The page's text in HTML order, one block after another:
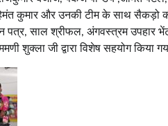
हेमंत कुमार और उनकी टीम के साथ सैकड़ो
पत्र, साल श्रीफल, अंगवस्त्रम
शुक्ला जी द्वारा विशेष सहयोग किया